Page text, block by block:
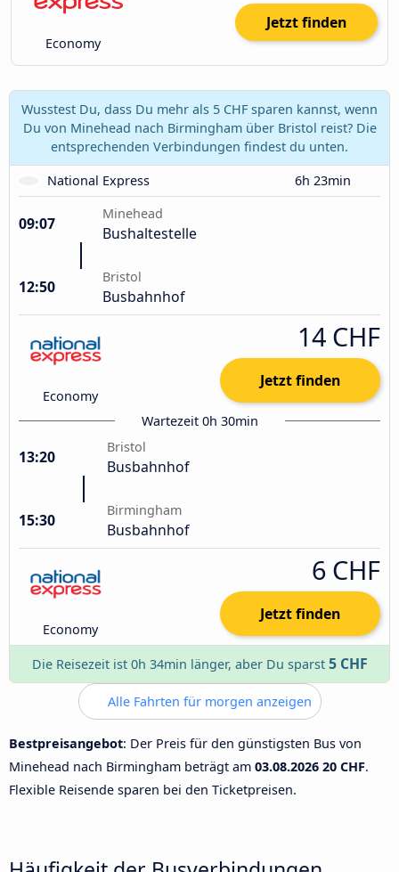
Economy
Jetzt finden
Wusstest Du, dass Du mehr als 5 CHF sparen kannst, wenn
Du von Minehead nach Birmingham über Bristol reist? Die
entsprechenden Verbindungen findest du unten.
National Express
6h 23min
09:07
Minehead
Bushaltestelle
12:50
Bristol
Busbahnhof
Economy
14 CHF
Jetzt finden
Wartezeit 0h 30min
13:20
Bristol
Busbahnhof
15:30
Birmingham
Busbahnhof
Economy
6 CHF
Jetzt finden
Die Reisezeit ist 0h 34min länger, aber Du sparst 5 CHF
Alle Fahrten für morgen anzeigen
Bestpreisangebot: Der Preis für den günstigsten Bus von
Minehead nach Birmingham beträgt am 03.08.2026 20 CHF.
Flexible Reisende sparen bei den Ticketpreisen.